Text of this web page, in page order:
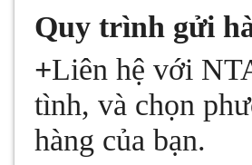
Quy trình gửi
+Liên hệ với
tình, và chọn
hàng của bạn.